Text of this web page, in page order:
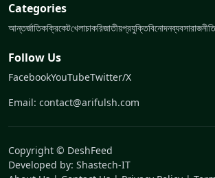
Categories
আন্তর্জাতিকক্রিকেটখেলাচাকরিজাতীয়প্রযুক্তিবিনোদনব্যবসারাজনীতি
Follow Us
FacebookYouTubeTwitter/X
Email: contact@arifulsh.com
Copyright © DeshFeed
Developed by: Shastech-IT